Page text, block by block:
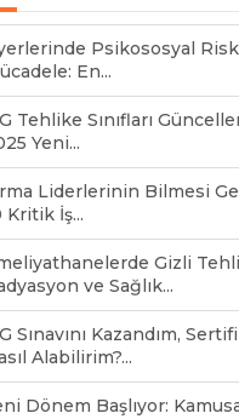
Psikososyal
En...
Tehlike Sınıfları
Yeni...
Liderlerinin Bilmesi
Kritik İş...
Gizli
ve Sağlık...
Sınavını Kazandım,
Alabilirim?...
Dönem Başlıyor: